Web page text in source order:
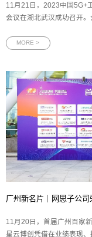
11月21日，2023中国5G+
会议在湖北武汉成功召开。
有限公司承办。网思科技
MORE >
广州新名片｜网思子公司
11月20日，首届广州百家
星云博创凭借在业绩表现